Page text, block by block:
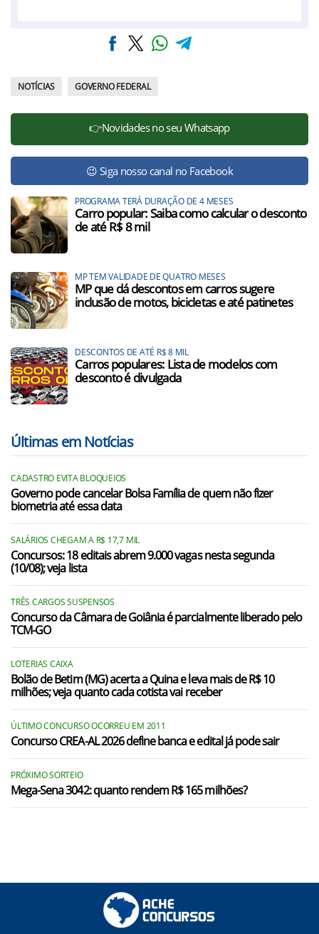
NOTÍCIAS GOVERNO FEDERAL
👉Novidades no seu Whatsapp
😉 Siga nosso canal no Facebook
PROGRAMA TERÁ DURAÇÃO DE 4 MESES
Carro popular: Saiba como calcular o desconto
de até R$ 8 mil
MP TEM VALIDADE DE QUATRO MESES
MP que dá descontos em carros sugere
inclusão de motos, bicicletas e até patinetes
DESCONTOS DE ATÉ R$ 8 MIL
Carros populares: Lista de modelos com
desconto é divulgada
Últimas em Notícias
CADASTRO EVITA BLOQUEIOS
Governo pode cancelar Bolsa Família de quem não fizer
biometria até essa data
SALÁRIOS CHEGAM A R$ 17,7 MIL
Concursos: 18 editais abrem 9.000 vagas nesta segunda
(10/08); veja lista
TRÊS CARGOS SUSPENSOS
Concurso da Câmara de Goiânia é parcialmente liberado pelo
TCM-GO
LOTERIAS CAIXA
Bolão de Betim (MG) acerta a Quina e leva mais de R$ 10
milhões; veja quanto cada cotista vai receber
ÚLTIMO CONCURSO OCORREU EM 2011
Concurso CREA-AL 2026 define banca e edital já pode sair
PRÓXIMO SORTEIO
Mega-Sena 3042: quanto rendem R$ 165 milhões?